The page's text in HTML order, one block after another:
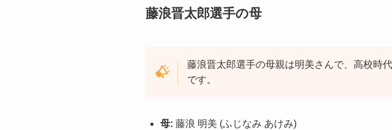
藤浪晋太郎選手の母
藤浪晋太郎選手の母親は明美さんで、高校時
です。
母: 藤浪 明美 (ふじなみ あけみ)